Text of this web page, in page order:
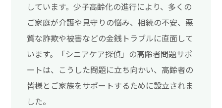
しています。少子高齢化の進行により、多くの
ご家庭が介護や見守りの悩み、相続の不安、悪
質な詐欺や被害などの金銭トラブルに直面して
います。「シニアケア探偵」の高齢者問題サポ
ートは、こうした問題に立ち向かい、高齢者の
皆様とご家族をサポートするために設立されま
した。